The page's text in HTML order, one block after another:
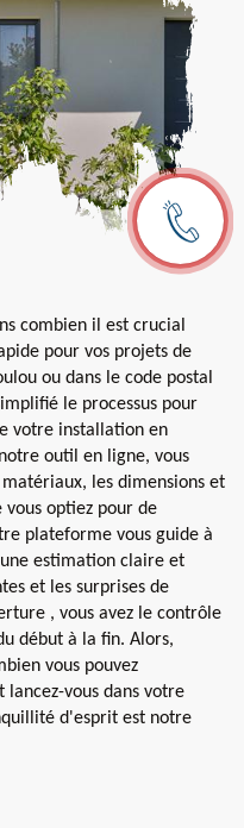
combien il est crucial
pour vos projets de
ou dans le code postal
le processus pour
votre installation en
outil en ligne, vous
les dimensions et
optiez pour de
plateforme vous guide à
estimation claire et
et les surprises de
, vous avez le contrôle
début à la fin. Alors,
vous pouvez
vous dans votre
d'esprit est notre